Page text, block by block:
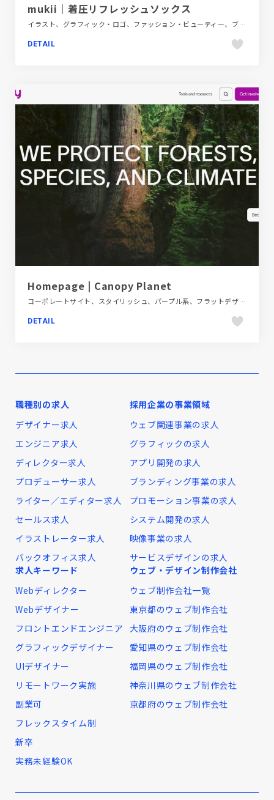
mukii｜着圧リフレッシュソックス
イラスト、グラフィック・ロゴ、ファッション・ビューティー、ブルー系、飲料・食品
DETAIL
Homepage | Canopy Planet
コーポレートサイト、スタイリッシュ、パープル系、フラットデザイン、ホワイト系、海外サイト、第一次産業・SDGs・地方創生
DETAIL
職種別の求人
デザイナー求人
エンジニア求人
ディレクター求人
プロデューサー求人
ライター／エディター求人
セールス求人
イラストレーター求人
バックオフィス求人
採用企業の事業領域
ウェブ関連事業の求人
グラフィックの求人
アプリ開発の求人
ブランディング事業の求人
プロモーション事業の求人
システム開発の求人
映像事業の求人
サービスデザインの求人
求人キーワード
Webディレクター
Webデザイナー
フロントエンドエンジニア
グラフィックデザイナー
UIデザイナー
リモートワーク実施
副業可
フレックスタイム制
新卒
実務未経験OK
ウェブ・デザイン制作会社
ウェブ制作会社一覧
東京都のウェブ制作会社
大阪府のウェブ制作会社
愛知県のウェブ制作会社
福岡県のウェブ制作会社
神奈川県のウェブ制作会社
京都府のウェブ制作会社